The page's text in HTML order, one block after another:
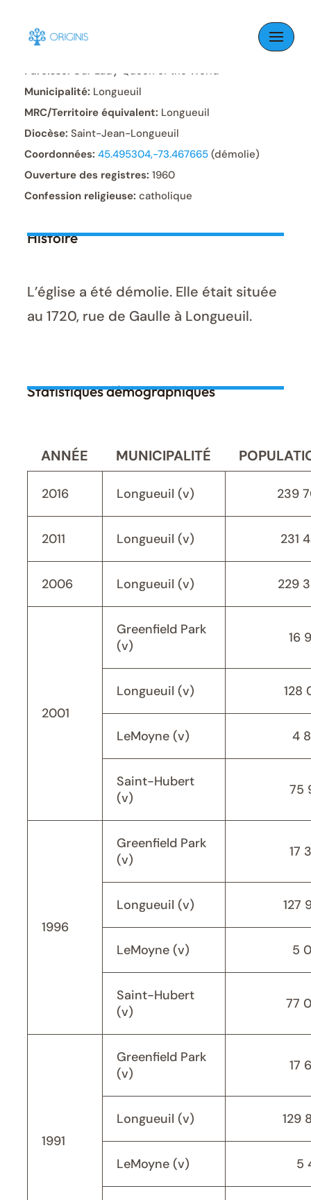
Skip
content
Paroisse: Our Lady Queen of the World
Municipalité: Longueuil
MRC/Territoire équivalent: Longueuil
Diocèse: Saint-Jean-Longueuil
Coordonnées: 45.495304,-73.467665 (démolie)
Ouverture des registres: 1960
Confession religieuse: catholique
Histoire
L’église a été démolie. Elle était située
au 1720, rue de Gaulle à Longueuil.
Statistiques démographiques
ANNÉE MUNICIPALITÉ
2016 Longueuil (v) 239
2011 Longueuil (v) 231
2006 Longueuil (v) 229
2001
Greenfield Park
(v)
16
Longueuil (v) 128
LeMoyne (v) 4
Saint-Hubert
(v)
75
1996
Greenfield Park
(v)
17
Longueuil (v) 127
LeMoyne (v) 5
Saint-Hubert
(v)
77
1991
Greenfield Park
(v)
17
Longueuil (v) 129
LeMoyne (v) 5